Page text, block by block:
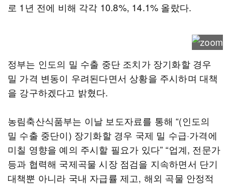
로 1년 전에 비해 각각 10.8%, 14.1% 올랐다.
정부는 인도의 밀 수출 중단 조치가 장기화할 경우
밀 가격 변동이 우려된다면서 상황을 주시하며 대책
을 강구하겠다고 밝혔다.
농림축산식품부는 이날 보도자료를 통해 “(인도의
밀 수출 중단이) 장기화할 경우 국제 밀 수급·가격에
미칠 영향을 예의 주시할 필요가 있다” “업계, 전문가
등과 협력해 국제곡물 시장 점검을 지속하면서 단기
대책뿐 아니라 국내 자급률 제고, 해외 곡물 안정적